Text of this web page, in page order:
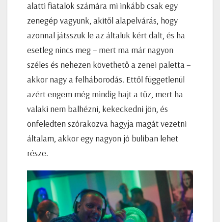
alatti fiatalok számára mi inkább csak egy
zenegép vagyunk, akitől alapelvárás, hogy
azonnal játsszuk le az általuk kért dalt, és ha
esetleg nincs meg – mert ma már nagyon
széles és nehezen követhető a zenei paletta –
akkor nagy a felháborodás. Ettől függetlenül
azért engem még mindig hajt a tűz, mert ha
valaki nem balhézni, kekeckedni jön, és
önfeledten szórakozva hagyja magát vezetni
általam, akkor egy nagyon jó buliban lehet
része.